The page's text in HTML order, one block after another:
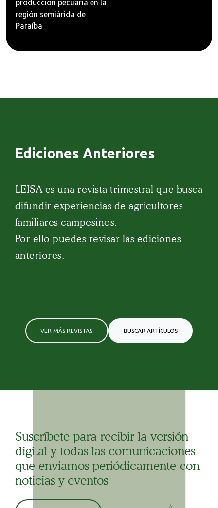
producción pecuaria en la
región semiárida de
Paraíba
Ediciones Anteriores
LEISA es una revista trimestral que busca
difundir experiencias de agricultores
familiares campesinos.
Por ello puedes revisar las ediciones
anteriores.
VER MÁS REVISTAS BUSCAR ARTÍCULOS
Suscríbete para recibir la versión
digital y todas las comunicaciones
que enviamos periódicamente con
noticias y eventos